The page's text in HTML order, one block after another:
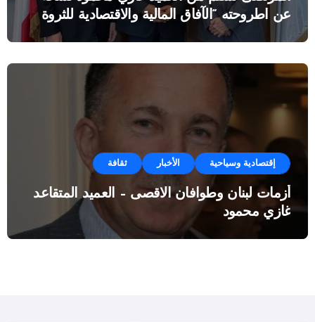
عن اطروحته “الآفاق المالية والاقتصادية للثروة
إقتصادية وسياحية الأخبار ثقافة
أزمات لبنان وطوافان الاقصى – العميد المتقاعد
غازي محمود